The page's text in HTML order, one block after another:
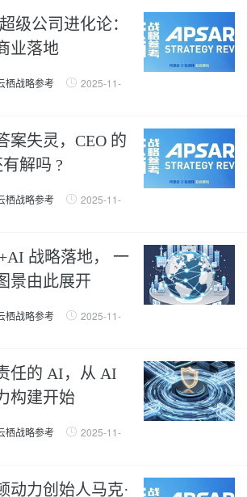
级公司进化论：
业落地
栖战略参考
2025-11-
案失灵，CEO 的
解吗 ?
栖战略参考
2025-11-
战略落地， 一
景由此展开
栖战略参考
2025-11-
任的 AI，从 AI
构建开始
栖战略参考
2025-11-
动力创始人马克·